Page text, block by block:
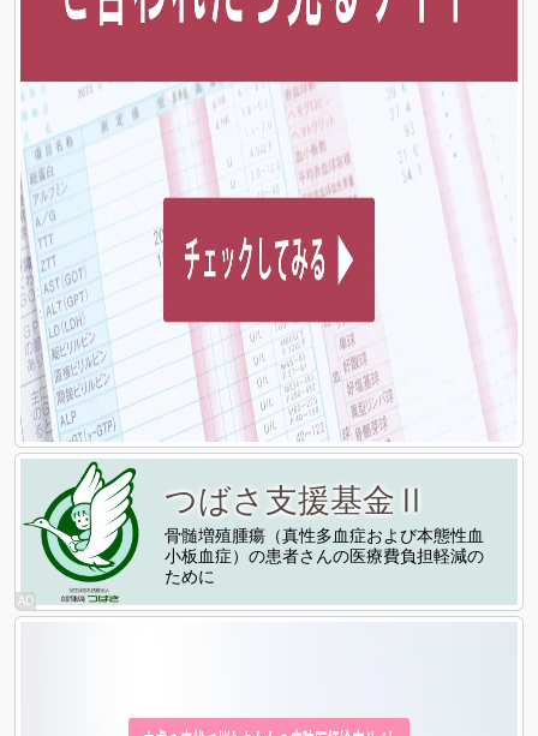
つばさ支援基金Ⅱ
骨髄増殖腫瘍（真性多血症および本態性血
小板血症）の患者さんの医療費負担軽減の
ために